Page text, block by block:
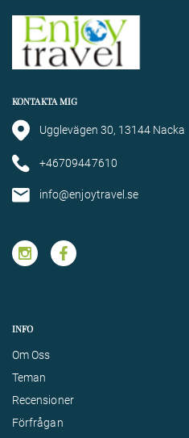
KONTAKTA MIG
Ugglevägen 30, 13144 Nacka
+46709447610
info@enjoytravel.se
INFO
Om Oss
Teman
Recensioner
Förfrågan